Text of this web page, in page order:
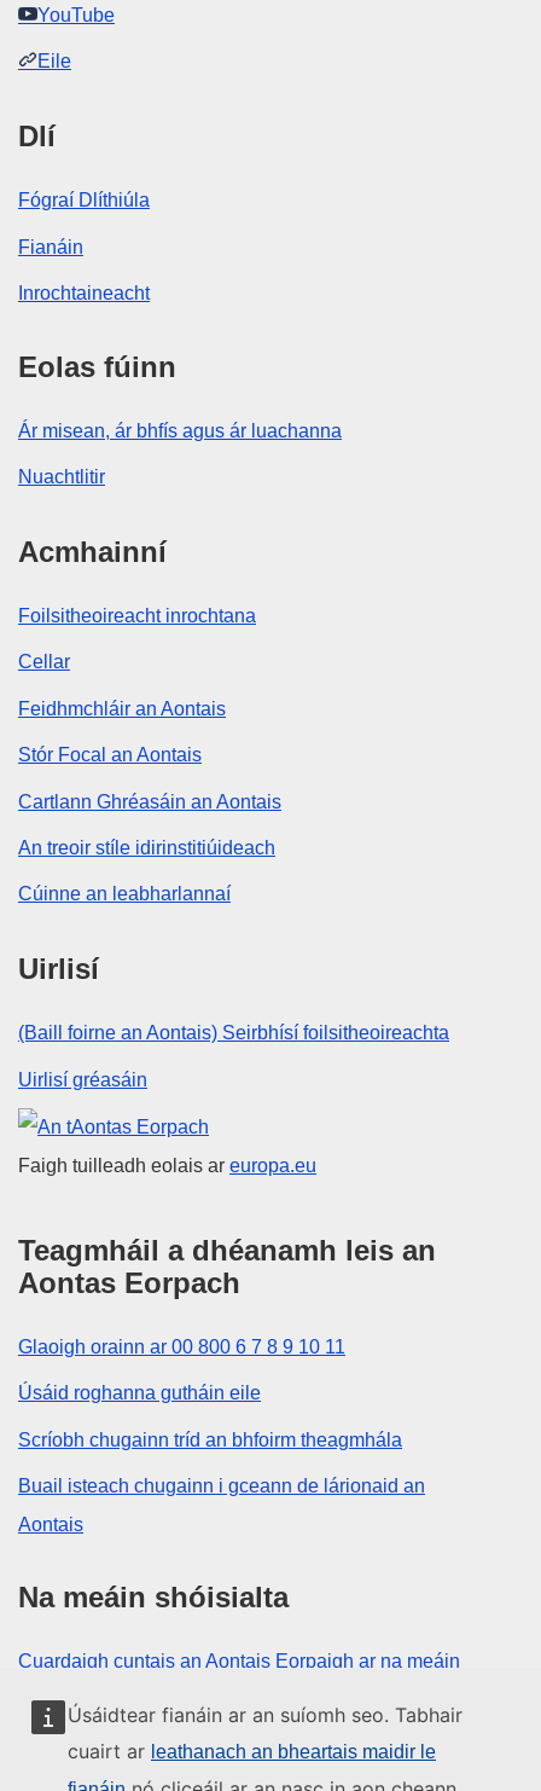
Úsáidtear fianáin ar an suíomh seo. Tabhair
cuairt ar leathanach an bheartais maidir le
YouTube
Eile
Dlí
Fógraí Dlíthiúla
Fianáin
Inrochtaineacht
Eolas fúinn
Ár misean, ár bhfís agus ár luachanna
Nuachtlitir
Acmhainní
Foilsitheoireacht inrochtana
Cellar
Feidhmchláir an Aontais
Stór Focal an Aontais
Cartlann Ghréasáin an Aontais
An treoir stíle idirinstitiúideach
Cúinne an leabharlannaí
Uirlisí
(Baill foirne an Aontais) Seirbhísí foilsitheoireachta
Uirlisí gréasáin
An tAontas Eorpach
Faigh tuilleadh eolais ar europa.eu
Teagmháil a dhéanamh leis an
Aontas Eorpach
Glaoigh orainn ar 00 800 6 7 8 9 10 11
Úsáid roghanna gutháin eile
Scríobh chugainn tríd an bhfoirm theagmhála
Buail isteach chugainn i gceann de lárionaid an
Aontais
Na meáin shóisialta
Cuardaigh cuntais an Aontais Eorpaigh ar na meáin
shóisialta
Institiúidí agus comhlachtaí an